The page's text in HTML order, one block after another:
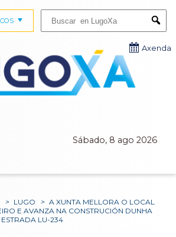
Sábado, 8 ago 2026
Axenda
> LUGO > A XUNTA MELLORA O LOCAL
E AVANZA NA CONSTRUCIÓN DUNHA
LU-234